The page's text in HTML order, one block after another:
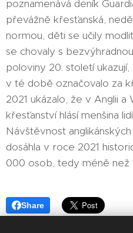
poznamenává deník
převážně křesťanská,
normou, děti se učily
se chovaly s
poloviny 20. století
v té době označovalo za
2021 ukázalo, že v Anglii
křesťanství hlásí menšina
Návštěvnost
dosáhla v roce 2021
000 osob, tedy méně než
Share